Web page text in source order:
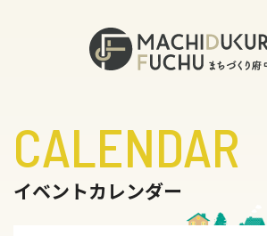
CALENDAR
イベントカレンダー